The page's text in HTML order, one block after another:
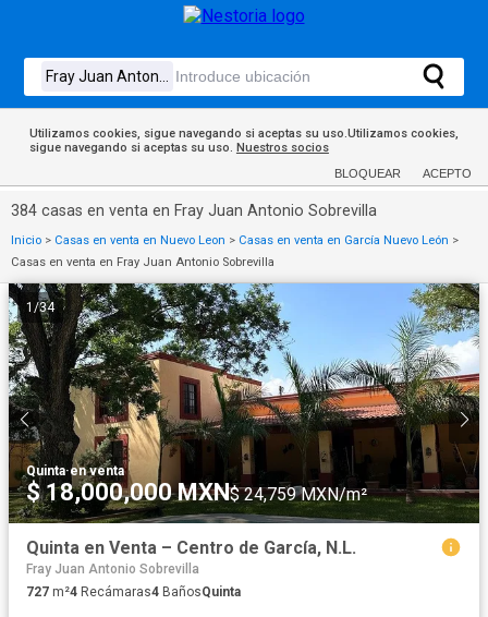
Utilizamos cookies, sigue navegando si aceptas su uso.Utilizamos cookies,
sigue navegando si aceptas su uso. Nuestros socios
BLOQUEAR ACEPTO
384 casas en venta en Fray Juan Antonio Sobrevilla
Inicio > Casas en venta en Nuevo Leon > Casas en venta en García Nuevo León >
Casas en venta en Fray Juan Antonio Sobrevilla
1 /34
Quinta·en venta
$ 18,000,000 MXN$ 24,759 MXN/m²
Quinta en Venta – Centro de García, N.L.
Fray Juan Antonio Sobrevilla
727 m²4 Recámaras4 BañosQuinta